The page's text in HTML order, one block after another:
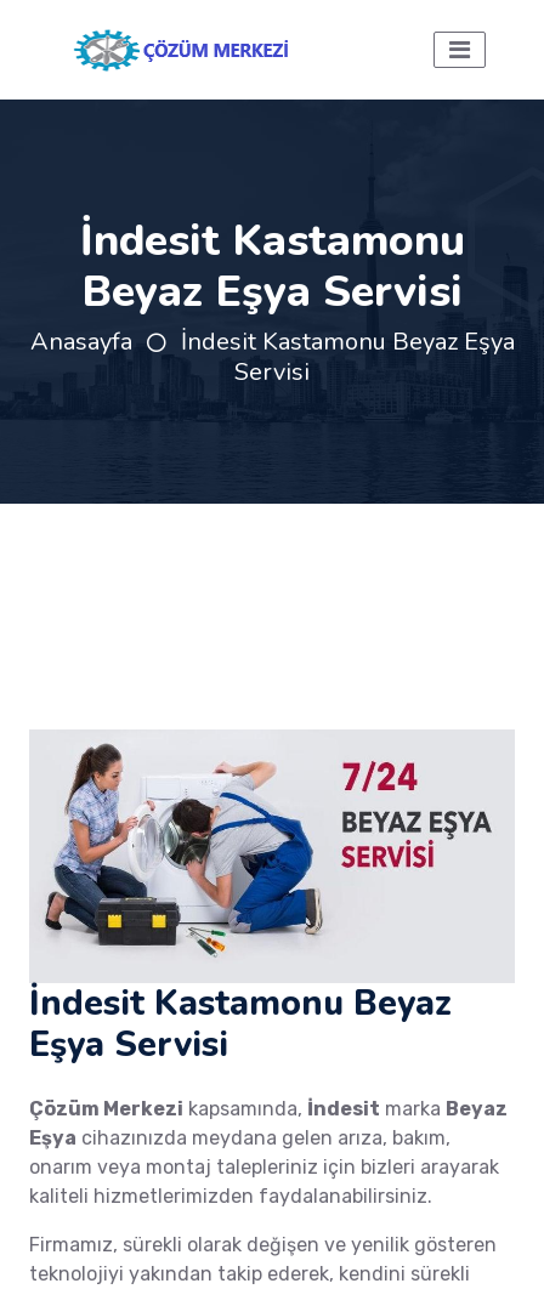
İndesit Kastamonu
Beyaz Eşya Servisi
Anasayfa
İndesit Kastamonu Beyaz Eşya
Servisi
İndesit Kastamonu Beyaz
Eşya Servisi
Çözüm Merkezi kapsamında, İndesit marka Beyaz
Eşya cihazınızda meydana gelen arıza, bakım,
onarım veya montaj talepleriniz için bizleri arayarak
kaliteli hizmetlerimizden faydalanabilirsiniz.
Firmamız, sürekli olarak değişen ve yenilik gösteren
teknolojiyi yakından takip ederek, kendini sürekli